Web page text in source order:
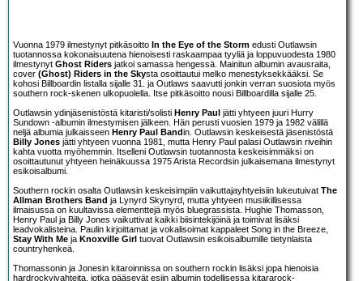
Vuonna 1979 ilmestynyt pitkäsoitto In the Eye of the Storm edusti Outlawsin
tuotannossa kokonaisuutena hienoisesti raskaampaa tyyliä ja loppuvuodesta 1980
ilmestynyt Ghost Riders jatkoi samassa hengessä. Mainitun albumin avausraita,
cover (Ghost) Riders in the Skysta osoittautui melko menestyksekkääksi. Se
kohosi Billboardin listalla sijalle 31. ja Outlaws saavutti jonkin verran suosiota myös
southern rock-skenen ulkopuolella. Itse pitkäsoitto nousi Billboardilla sijalle 25.
Outlawsin ydinjäsenistöstä kitaristi/solisti Henry Paul jätti yhtyeen juuri Hurry
Sundown -albumin ilmestymisen jälkeen. Hän perusti vuosien 1979 ja 1982 välillä
neljä albumia julkaisseen Henry Paul Bandin. Outlawsin keskeisestä jäsenistöstä
Billy Jones jätti yhtyeen vuonna 1981, mutta Henry Paul palasi Outlawsin riveihin
kahta vuotta myöhemmin. Itselleni Outlawsin tuotannosta keskeisimmäksi on
osoittautunut yhtyeen heinäkuussa 1975 Arista Recordsin julkaisemana ilmestynyt
esikoisalbumi.
Southern rockin osalta Outlawsin keskeisimpiin vaikuttajayhtyeisiin lukeutuivat The
Allman Brothers Band ja Lynyrd Skynyrd, mutta yhtyeen musiikillisessa
ilmaisussa on kuultavissa elementtejä myös bluegrassista. Hughie Thomasson,
Henry Paul ja Billy Jones vaikuttivat kaikki biisintekijöinä ja toimivat lisäksi
leadvokalisteina. Paulin kirjoittamat ja vokalisoimat kappaleet Song in the Breeze,
Stay With Me ja Knoxville Girl tuovat Outlawsin esikoisalbumille tietynlaista
countryhenkeä.
Thomassonin ja Jonesin kitaroinnissa on southern rockin lisäksi jopa hienoisia
hardrockvivahteita, jotka pääsevät esiin albumin todellisessa kitararock-